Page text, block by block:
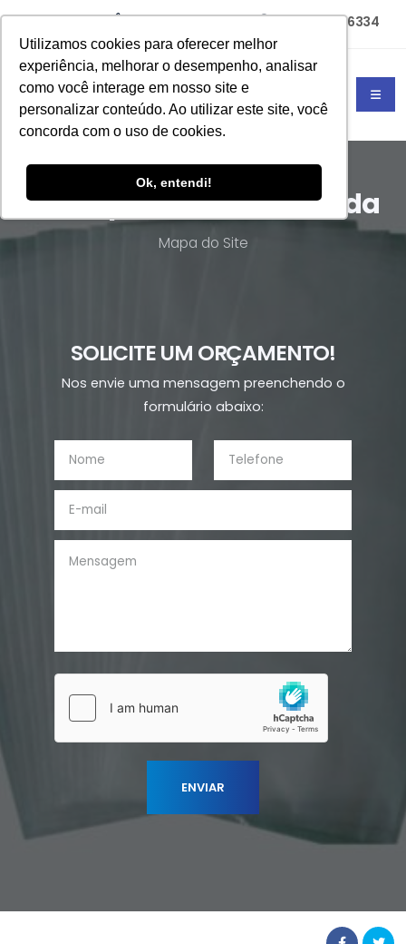
Utilizamos cookies para oferecer melhor
experiência, melhorar o desempenho, analisar
como você interage em nosso site e
personalizar conteúdo. Ao utilizar este site, você
concorda com o uso de cookies.
Ok, entendi!
(11) 94785-6334
Sacos plásticos sob medida
Mapa do Site
SOLICITE UM ORÇAMENTO!
Nos envie uma mensagem preenchendo o
formulário abaixo: